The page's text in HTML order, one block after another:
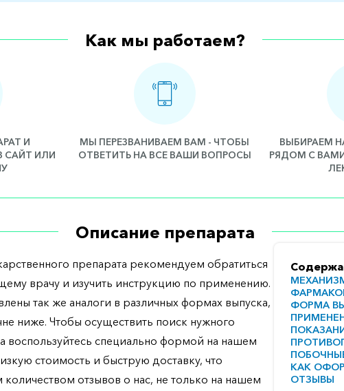
Как мы работаем?
И
САЙТ ИЛИ
МЫ ПЕРЕЗВАНИВАЕМ ВАМ - ЧТОБЫ
ОТВЕТИТЬ НА ВСЕ ВАШИ ВОПРОСЫ
ВЫБИРАЕМ
РЯДОМ С
Описание препарата
ФОРМА
КАК
ОТЗЫВЫ
препарата рекомендуем обратиться
врачу и изучить инструкцию по применению.
так же аналоги в различных формах выпуска,
ниже. Чтобы осуществить поиск нужного
воспользуйтесь специально формой на нашем
стоимость и быструю доставку, что
отзывов о нас, не только на нашем